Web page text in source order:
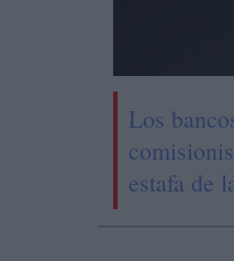
Los
estafa de